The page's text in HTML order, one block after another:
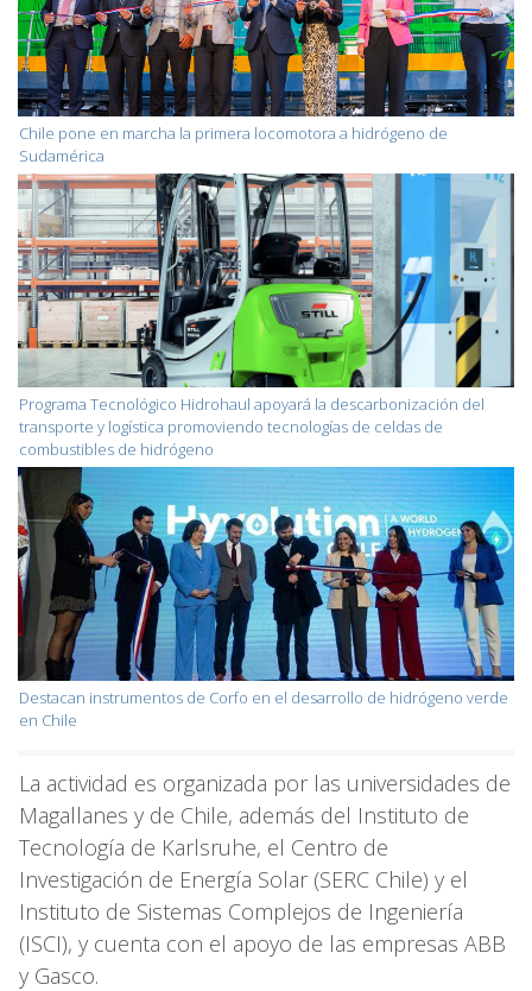
Chile pone en marcha la primera locomotora a hidrógeno de
Sudamérica
Programa Tecnológico Hidrohaul apoyará la descarbonización del
transporte y logística promoviendo tecnologías de celdas de
combustibles de hidrógeno
Destacan instrumentos de Corfo en el desarrollo de hidrógeno verde
en Chile
La actividad es organizada por las universidades de
Magallanes y de Chile, además del Instituto de
Tecnología de Karlsruhe, el Centro de
Investigación de Energía Solar (SERC Chile) y el
Instituto de Sistemas Complejos de Ingeniería
(ISCI), y cuenta con el apoyo de las empresas ABB
y Gasco.